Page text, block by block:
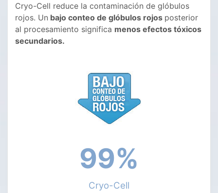
Cryo-Cell reduce la contaminación de glóbulos
rojos. Un bajo conteo de glóbulos rojos posterior
al procesamiento significa menos efectos tóxicos
secundarios.
99%
Cryo-Cell